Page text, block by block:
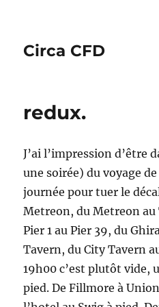
Circa CFD
redux.
J’ai l’impression d’être
une soirée) du voyage
journée pour tuer le
Metreon, du Metreon
Pier 1 au Pier 39, du
Tavern, du City Tavern
19h00 c’est plutôt vide,
pied. De Fillmore à